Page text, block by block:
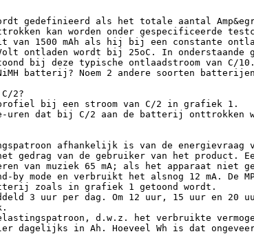
gedefinieerd als het totale aantal
kan worden onder gespecificeerde
van 1500 mAh als hij bij een constante
ontladen wordt bij 25oC. In onderstaande
bij deze typische ontlaadstroom van C/10.
batterij? Noem 2 andere soorten
2?
bij een stroom van C/2 in grafiek 1.
uren dat bij C/2 aan de batterij onttrokken
afhankelijk is van de energievraag
van de gebruiker van het product.
van muziek 65 mA; als het apparaat niet
mode en verbruikt het alsnog 12 mA. De
zoals in grafiek 1 getoond wordt.
3 uur per dag. Om 12 uur, 15 uur en 20
d.w.z. het verbruikte
dagelijks in Ah. Hoeveel Wh is dat